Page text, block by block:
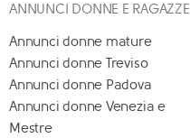
ANNUNCI DONNE E RAGAZZE
Annunci donne mature
Annunci donne Treviso
Annunci donne Padova
Annunci donne Venezia e
Mestre